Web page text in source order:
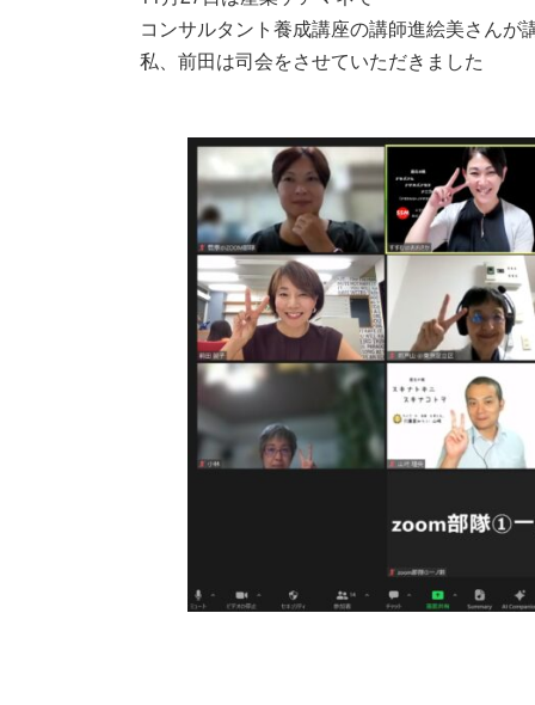
コンサルタント養成講座の講師進絵美さんが
私、前田は司会をさせていただきました